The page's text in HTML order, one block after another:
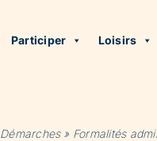
Participer Loisirs
Démarches» Formalités